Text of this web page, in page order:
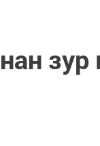
зур